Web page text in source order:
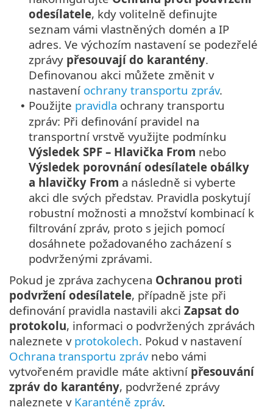
odesílatele, kdy volitelně definujte
seznam vámi vlastněných domén a IP
adres. Ve výchozím nastavení se podezřelé
zprávy přesouvají do karantény.
Definovanou akci můžete změnit v
nastavení ochrany transportu zpráv.
• Použijte pravidla ochrany transportu
zpráv: Při definování pravidel na
transportní vrstvě využijte podmínku
Výsledek SPF – Hlavička From nebo
Výsledek porovnání odesílatele obálky
a hlavičky From a následně si vyberte
akci dle svých představ. Pravidla poskytují
robustní možnosti a množství kombinací k
filtrování zpráv, proto s jejich pomocí
dosáhnete požadovaného zacházení s
podvrženými zprávami.
Pokud je zpráva zachycena Ochranou proti
podvržení odesílatele, případně jste při
definování pravidla nastavili akci Zapsat do
protokolu, informaci o podvržených zprávách
naleznete v protokolech. Pokud v nastavení
Ochrana transportu zprávnebo vámi
vytvořeném pravidle máte aktivní přesouvání
zpráv do karantény, podvržené zprávy
naleznete v Karanténě zpráv.